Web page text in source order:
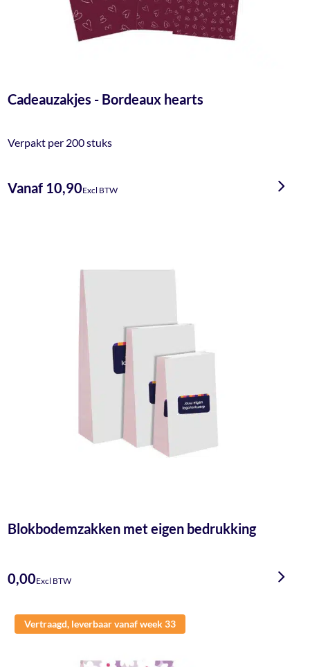
Cadeauzakjes - Bordeaux hearts
Verpakt per 200 stuks
Vanaf 10,90Excl BTW
Blokbodemzakken met eigen bedrukking
0,00Excl BTW
Vertraagd, leverbaar vanaf week 33